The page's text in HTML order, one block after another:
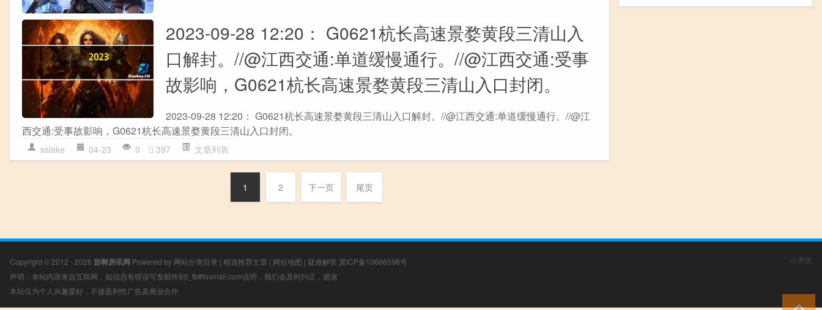
2023-09-28 12:20： G0621杭长高速景婺黄段三清山入
口解封。//@江西交通:单道缓慢通行。//@江西交通:受事
故影响，G0621杭长高速景婺黄段三清山入口封闭。
2023-09-28 12:20： G0621杭长高速景婺黄段三清山入口解封。//@江西交通:单道缓慢通行。//@江
西交通:受事故影响，G0621杭长高速景婺黄段三清山入口封闭。
sslake 04-23 0 397 文章列表
1 2 下一页 尾页
Copyright © 2012 - 2026 邯郸房讯网 Powered by 网站分类目录 | 精选推荐文章 | 网站地图 | 疑难解答 冀ICP备10666598号
声明：本站内容来自互联网，如信息有错误可发邮件到f_fb#foxmail.com说明，我们会及时纠正，谢谢
本站仅为个人兴趣爱好，不接盈利性广告及商业合作
小男孩